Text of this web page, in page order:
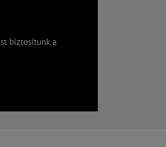
biztosítunk a